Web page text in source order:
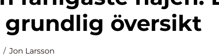
grundlig översikt
Jon Larsson